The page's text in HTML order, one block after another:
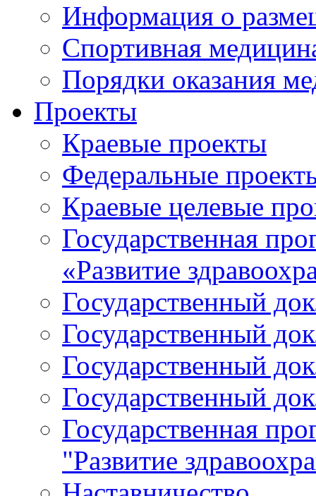
Информация о
Спортивная
Порядки оказания
Проекты
Краевые проекты
Федеральные
Краевые целевые
Государственная
«Развитие
Государственный
Государственный
Государственный
Государственный
Государственная
"Развитие